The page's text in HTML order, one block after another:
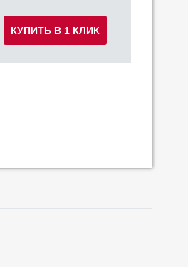
КУПИТЬ В 1 КЛИК